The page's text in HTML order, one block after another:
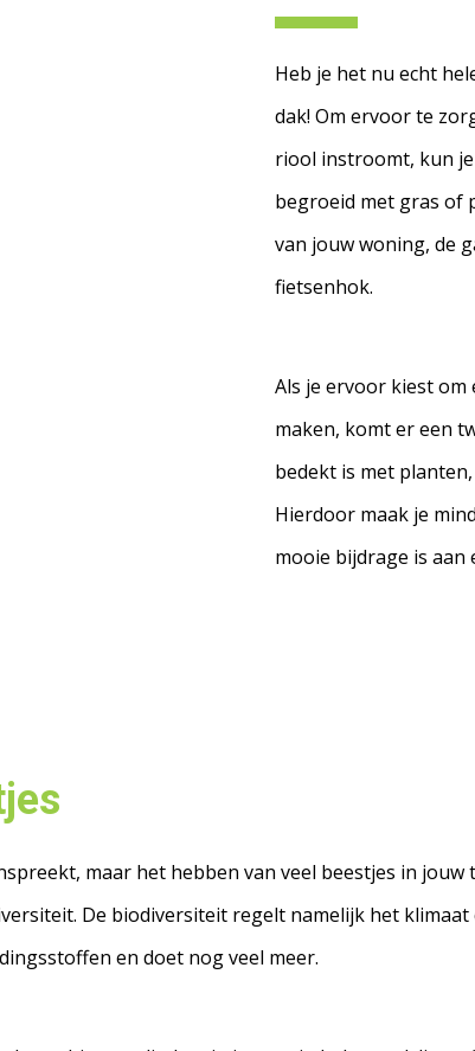
Heb je het nu echt
dak! Om ervoor te
riool instroomt, kun je
begroeid met gras of
van jouw woning, de
fietsenhok.
Als je ervoor kiest om
maken, komt er een
bedekt is met
Hierdoor maak je
mooie bijdrage is aan
maar het hebben van veel beestjes in jouw
De biodiversiteit regelt namelijk het
en doet nog veel meer.